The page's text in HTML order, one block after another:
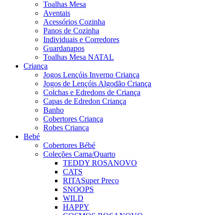
Toalhas Mesa
Aventais
Acessórios Cozinha
Panos de Cozinha
Individuais e Corredores
Guardanapos
Toalhas Mesa NATAL
Criança
Jogos Lençóis Inverno Criança
Jogos de Lençóis Algodão Criança
Colchas e Edredons de Criança
Capas de Edredon Criança
Banho
Cobertores Criança
Robes Criança
Bebé
Cobertores Bébé
Coleções Cama/Quarto
TEDDY ROSANOVO
CATS
RITASuper Preço
SNOOPS
WILD
HAPPY